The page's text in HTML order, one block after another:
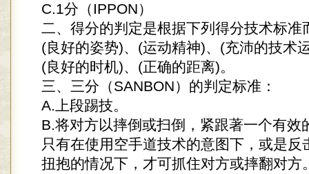
C.1分（IPPON）
二、得分的判定是根据下列得分技术标准
(良好的姿势)、(运动精神)、(充沛的技术
(良好的时机)、(正确的距离)。
三、三分（SANBON）的判定标准：
A.上段踢技。
B.将对方以摔倒或扫倒，紧跟著一个有效
只有在使用空手道技术的意图下，或是反
扭抱的情况下，才可抓住对方或摔翻对方